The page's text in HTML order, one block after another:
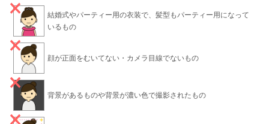
結婚式やパーティー用の衣装で、髪型もパーティー用になって
いるもの
顔が正面をむいてない・カメラ目線でないもの
背景があるものや背景が濃い色で撮影されたもの